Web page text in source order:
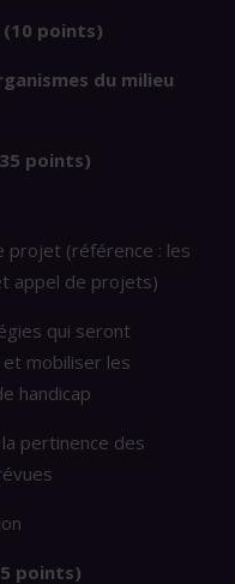
points)
du milieu
points)
projet (référence : les
appel de projets)
qui seront
mobiliser les
handicap
pertinence des
points)